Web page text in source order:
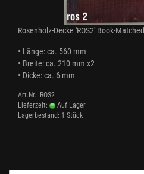
Rosenholz-Decke 'ROS2' Book-Matched
• Länge: ca. 560 mm
• Breite: ca. 210 mm x2
• Dicke: ca. 6 mm
Art.Nr.: ROS2
Lieferzeit:
Auf Lager
Lagerbestand: 1 Stück